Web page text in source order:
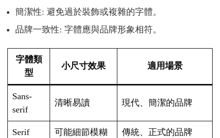
簡潔性: 避免過於裝飾或複雜的字體。
品牌一致性: 字體應與品牌形象相符。
字體類
型
小尺寸效果 適用場景
Sans-
serif
清晰易讀 現代、簡潔的品牌
Serif 可能細節模糊 傳統、正式的品牌